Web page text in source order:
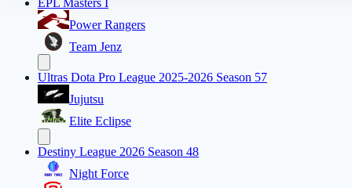
EPL Masters I
Power Rangers
Team Jenz
Ultras Dota Pro League 2025-2026 Season 57
Jujutsu
Elite Eclipse
Destiny League 2026 Season 48
Night Force